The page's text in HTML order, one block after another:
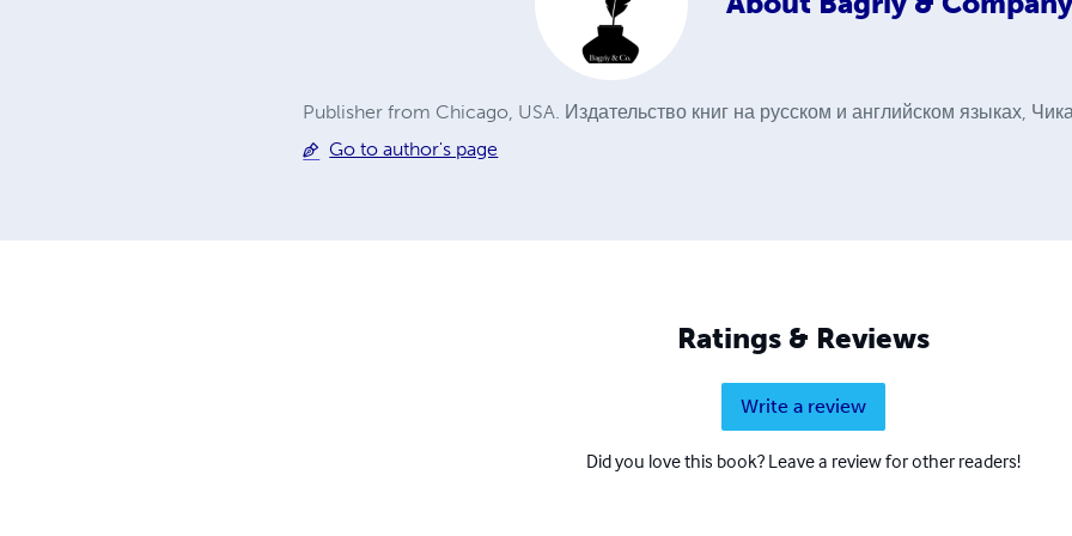
Publisher from Chicago, USA. Издательство книг на русском и английском языках,
Go to author's page
Ratings & Reviews
Write a review
Did you love this book? Leave a review for other readers!